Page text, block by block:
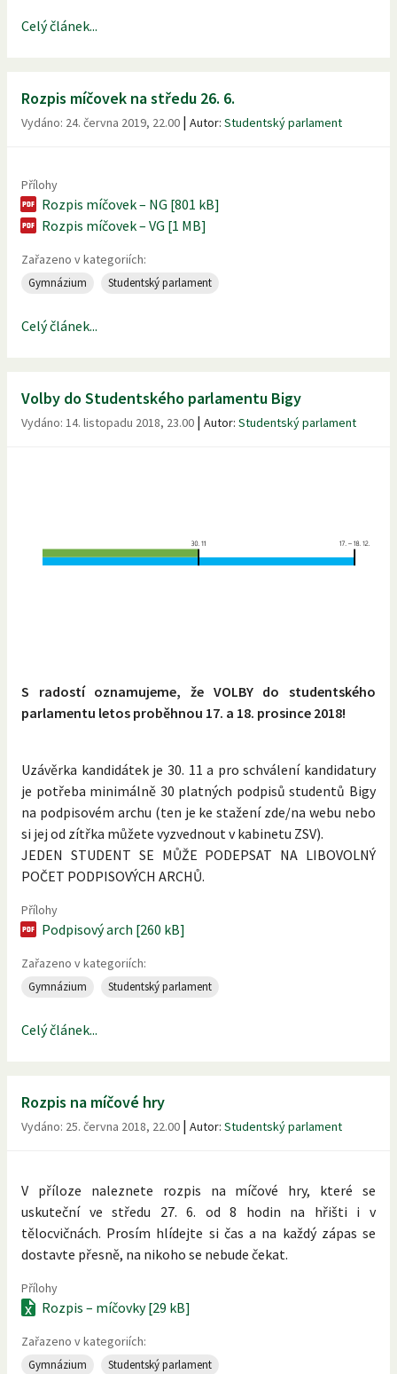
Celý článek...
Rozpis míčovek na středu 26. 6.
Vydáno: 24. června 2019, 22.00 | Autor: Studentský parlament
Přílohy
Rozpis míčovek – NG [801 kB]
Rozpis míčovek – VG [1 MB]
Zařazeno v kategoriích:
Gymnázium Studentský parlament
Celý článek...
Volby do Studentského parlamentu Bigy
Vydáno: 14. listopadu 2018, 23.00 | Autor: Studentský parlament
S radostí oznamujeme, že VOLBY do studentského
parlamentu letos proběhnou 17. a 18. prosince 2018!
Uzávěrka kandidátek je 30. 11 a pro schválení kandidatury
je potřeba minimálně 30 platných podpisů studentů Bigy
na podpisovém archu (ten je ke stažení zde/na webu nebo
si jej od zítřka můžete vyzvednout v kabinetu ZSV).
JEDEN STUDENT SE MŮŽE PODEPSAT NA LIBOVOLNÝ
POČET PODPISOVÝCH ARCHŮ.
Přílohy
Podpisový arch [260 kB]
Zařazeno v kategoriích:
Gymnázium Studentský parlament
Celý článek...
Rozpis na míčové hry
Vydáno: 25. června 2018, 22.00 | Autor: Studentský parlament
V příloze naleznete rozpis na míčové hry, které se
uskuteční ve středu 27. 6. od 8 hodin na hřišti i v
tělocvičnách. Prosím hlídejte si čas a na každý zápas se
dostavte přesně, na nikoho se nebude čekat.
Přílohy
Rozpis – míčovky [29 kB]
Zařazeno v kategoriích:
Gymnázium Studentský parlament